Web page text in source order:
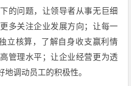
的问题，让领导者从事无巨细
多关注企业发展方向；让每一
立核算，了解自身收支赢利情
管理水平；让企业经营更为透
调动员工的积极性。